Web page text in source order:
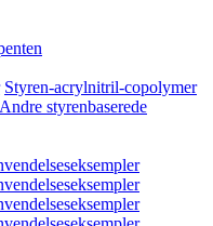
Styren-acrylnitril-copolymer
Andre styrenbaserede